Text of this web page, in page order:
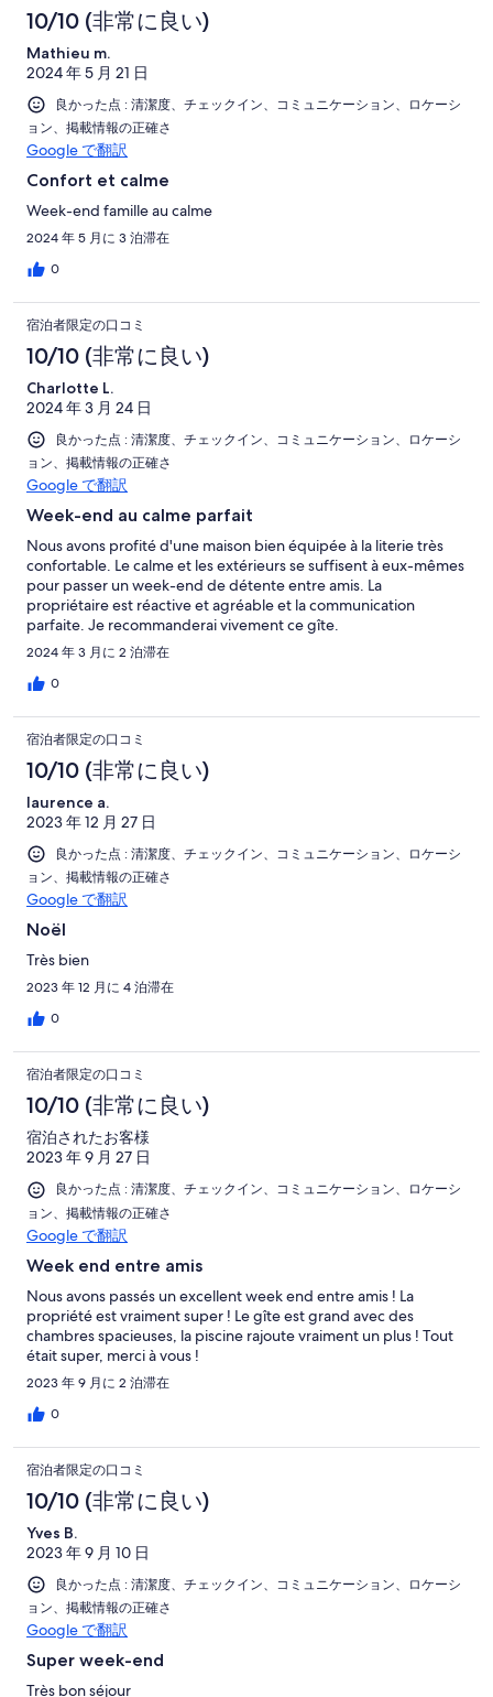
10/10 (非常に良い)
Mathieu m.
2024 年 5 月 21 日
良かった点 : 清潔度、チェックイン、コミュニケーション、ロケーシ
ョン、掲載情報の正確さ
Google で翻訳
Confort et calme
Week-end famille au calme
2024 年 5 月に 3 泊滞在
0
宿泊者限定の口コミ
10/10 (非常に良い)
Charlotte L.
2024 年 3 月 24 日
良かった点 : 清潔度、チェックイン、コミュニケーション、ロケーシ
ョン、掲載情報の正確さ
Google で翻訳
Week-end au calme parfait
Nous avons profité d'une maison bien équipée à la literie très
confortable. Le calme et les extérieurs se suffisent à eux-mêmes
pour passer un week-end de détente entre amis. La
propriétaire est réactive et agréable et la communication
parfaite. Je recommanderai vivement ce gîte.
2024 年 3 月に 2 泊滞在
0
宿泊者限定の口コミ
10/10 (非常に良い)
laurence a.
2023 年 12 月 27 日
良かった点 : 清潔度、チェックイン、コミュニケーション、ロケーシ
ョン、掲載情報の正確さ
Google で翻訳
Noël
Très bien
2023 年 12 月に 4 泊滞在
0
宿泊者限定の口コミ
10/10 (非常に良い)
宿泊されたお客様
2023 年 9 月 27 日
良かった点 : 清潔度、チェックイン、コミュニケーション、ロケーシ
ョン、掲載情報の正確さ
Google で翻訳
Week end entre amis
Nous avons passés un excellent week end entre amis ! La
propriété est vraiment super ! Le gîte est grand avec des
chambres spacieuses, la piscine rajoute vraiment un plus ! Tout
était super, merci à vous !
2023 年 9 月に 2 泊滞在
0
宿泊者限定の口コミ
10/10 (非常に良い)
Yves B.
2023 年 9 月 10 日
良かった点 : 清潔度、チェックイン、コミュニケーション、ロケーシ
ョン、掲載情報の正確さ
Google で翻訳
Super week-end
Très bon séjour